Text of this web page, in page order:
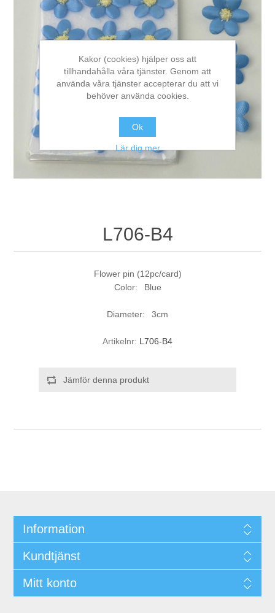
L706-B4
Flower pin (12pc/card)
Color: Blue
Diameter: 3cm
Artikelnr: L706-B4
Jämför denna produkt
Information
Kundtjänst
Mitt konto
Kakor (cookies) hjälper oss att
tillhandahålla våra tjänster. Genom att
använda våra tjänster accepterar du att vi
behöver använda cookies.
Ok
Lär dig mer